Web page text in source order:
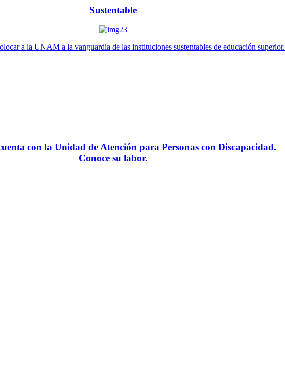
Sustentable
a la UNAM a la vanguardia de las instituciones sustentables de educación superior.
con la Unidad de Atención para Personas con Discapacidad.
Conoce su labor.